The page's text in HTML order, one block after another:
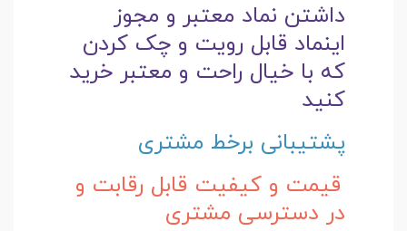
داشتن نماد معتبر و مجوز
اینماد قابل رویت و چک کردن
که با خیال راحت و معتبر خرید
کنید
پشتیبانی برخط مشتری
قیمت و کیفیت قابل رقابت و
در دسترسی مشتری